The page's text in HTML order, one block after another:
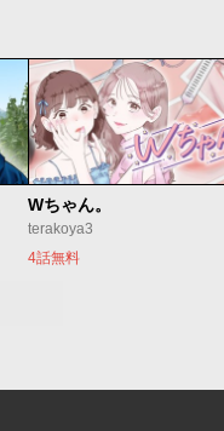
Wちゃん。
terakoya3
4話無料